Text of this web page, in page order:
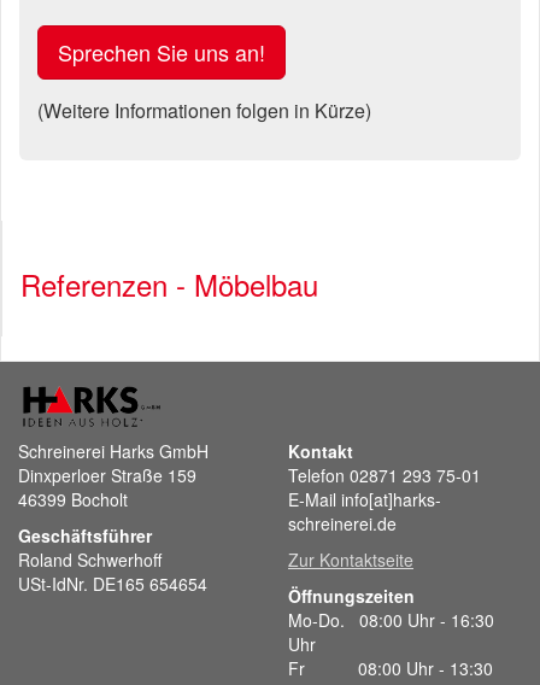
Sprechen Sie uns an!
(Weitere Informationen folgen in Kürze)
Referenzen - Möbelbau
Schreinerei Harks GmbH
Dinxperloer Straße 159
46399 Bocholt
Geschäftsführer
Roland Schwerhoff
USt-IdNr. DE165 654654
Kontakt
Telefon 02871 293 75-01
E-Mail info[at]harks-
schreinerei.de
Zur Kontaktseite
Öffnungszeiten
Mo-Do. 08:00 Uhr - 16:30
Uhr
Fr 08:00 Uhr - 13:30